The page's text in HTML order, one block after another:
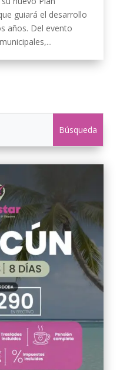
guiará el desarrollo
años. Del evento